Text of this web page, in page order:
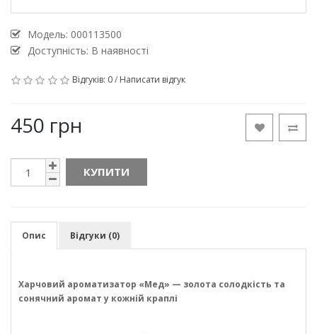
Модель: 000113500
Доступність: В наявності
Відгуків: 0/ Написати відгук
450 грн
КУПИТИ
Опис Відгуки (0)
Харчовий ароматизатор «Мед» — золота солодкість та
сонячний аромат у кожній краплі